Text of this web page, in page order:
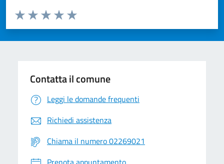
Valuta da 1 a 5 stelle la pagina
Valuta 5 stelle su 5
Valuta 4 stelle su 5
Valuta 3 stelle su 5
Valuta 2 stelle su 5
Valuta 1 stelle su 5
Contatta il comune
Leggi le domande frequenti
Richiedi assistenza
Chiama il numero 02269021